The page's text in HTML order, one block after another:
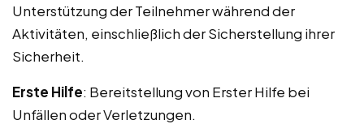
Unterstützung der Teilnehmer während der
Aktivitäten, einschließlich der Sicherstellung ihrer
Sicherheit.
Erste Hilfe: Bereitstellung von Erster Hilfe bei
Unfällen oder Verletzungen.